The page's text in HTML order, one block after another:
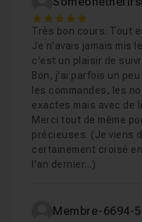
Chapitre 4 :
Chapitre 5 : Widgets
Chapitre 6 :
5
Très bon cours. Tout
Je n'avais jamais mis
c'est un plaisir de
Bon, j'ai parfois un
les commandes, les
exactes mais avec de
Merci tout de même
précieuses. (Je viens
certainement croisé
l'an dernier...)
Membre-6694-